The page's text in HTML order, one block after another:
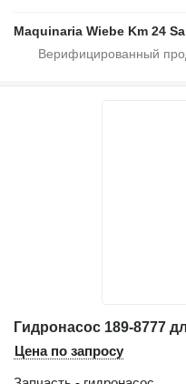
Maquinaria Wiebe Km 24 Sa
Цена по запросу